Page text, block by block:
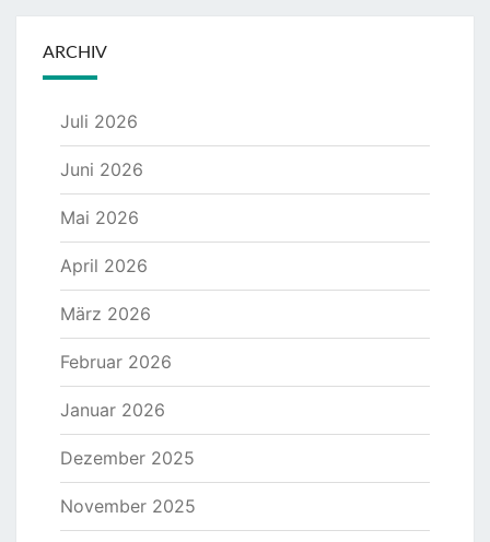
ARCHIV
Juli 2026
Juni 2026
Mai 2026
April 2026
März 2026
Februar 2026
Januar 2026
Dezember 2025
November 2025